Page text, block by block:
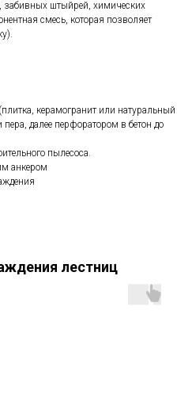
забивных штыйрей, химических
смесь, которая позволяет
керамогранит или натуральный
далее перфоратором в бетон до
пылесоса.
анкером
лестниц